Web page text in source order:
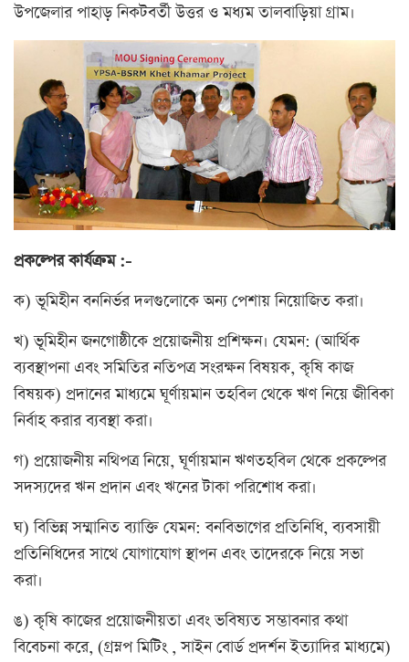
উপজেলার পাহাড় নিকটবর্তী উত্তর ও মধ্যম তালবাড়িয়া গ্রাম।
প্রকল্পের কার্যক্রম :-
ক) ভূমিহীন বননির্ভর দলগুলোকে অন্য পেশায় নিয়োজিত করা।
খ) ভূমিহীন জনগোষ্ঠীকে প্রয়োজনীয় প্রশিক্ষন। যেমন: (আর্থিক
ব্যবস্থাপনা এবং সমিতির নতিপত্র সংরক্ষন বিষয়ক, কৃষি কাজ
বিষয়ক) প্রদানের মাধ্যমে ঘূর্ণায়মান তহবিল থেকে ঋণ নিয়ে জীবিকা
নির্বাহ করার ব্যবস্থা করা।
গ) প্রয়োজনীয় নথিপত্র নিয়ে, ঘূর্ণায়মান ঋণতহবিল থেকে প্রকল্পের
সদস্যদের ঋন প্রদান এবং ঋনের টাকা পরিশোধ করা।
ঘ) বিভিন্ন সম্মানিত ব্যাক্তি যেমন: বনবিভাগের প্রতিনিধি, ব্যবসায়ী
প্রতিনিধিদের সাথে যোগাযোগ স্থাপন এবং তাদেরকে নিয়ে সভা
করা।
ঙ) কৃষি কাজের প্রয়োজনীয়তা এবং ভবিষ্যত সম্ভাবনার কথা
বিবেচনা করে, (গ্রম্নপ মিটিং , সাইন বোর্ড প্রদর্শন ইত্যাদির মাধ্যমে)